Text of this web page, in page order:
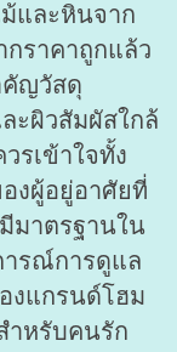
และหินจาก
ราคาถูกแล้ว
คัญวัสดุ
ะผิวสัมผัสใกล้
รเข้าใจทั้ง
งผู้อยู่อาศัยที่
มาตรฐานใน
ารณ์การดูแล
งแกรนด์โฮม
ำหรับคนรัก